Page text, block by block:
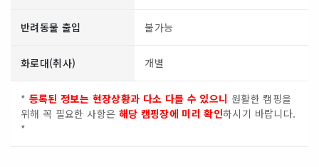
반려동물 출입 불가능
화로대(취사) 개별
* 등록된 정보는 현장상황과 다소 다를 수 있으니 원활한 캠핑을
위해 꼭 필요한 사항은 해당 캠핑장에 미리 확인하시기 바랍니다.
*